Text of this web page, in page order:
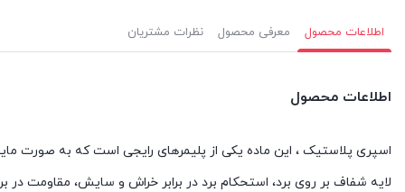
اطلاعات محصول معرفی محصول نظرات مشتریان
اطلاعات محصول
اسپری پلاستیک ، این ماده یکی از پلیمرهای رایجی است که به صورت
لایه شفاف بر روی برد، استحکام برد در برابر خراش و سایش، مقاومت در